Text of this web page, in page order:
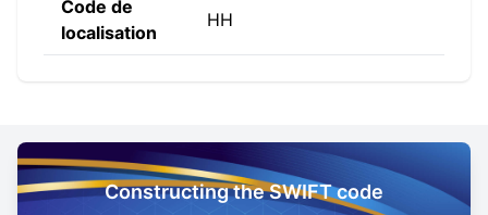
Code de
localisation
HH
Constructing the SWIFT code